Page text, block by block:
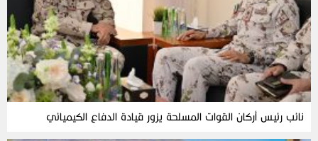
نائب رئيس أركان القوات المسلحة يزور قيادة الدفاع الكيميائي